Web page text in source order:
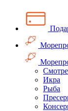
Икра
Рыба